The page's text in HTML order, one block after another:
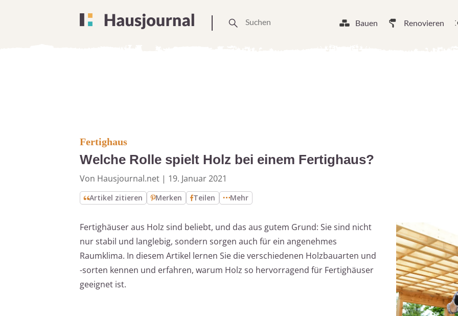
Bauen Renovieren
Fertighaus
Welche Rolle spielt Holz bei einem Fertighaus?
Von Hausjournal.net | 19. Januar 2021
Artikel zitieren Merken Teilen Mehr
Fertighäuser aus Holz sind beliebt, und das aus gutem Grund: Sie sind nicht
nur stabil und langlebig, sondern sorgen auch für ein angenehmes
Raumklima. In diesem Artikel lernen Sie die verschiedenen Holzbauarten und
-sorten kennen und erfahren, warum Holz so hervorragend für Fertighäuser
geeignet ist.